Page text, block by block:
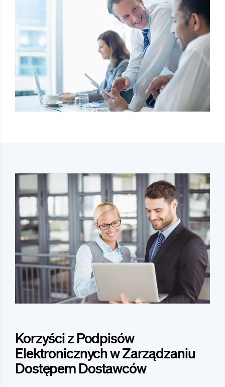
Korzyści z Podpisów
Elektronicznych w Zarządzaniu
Dostępem Dostawców